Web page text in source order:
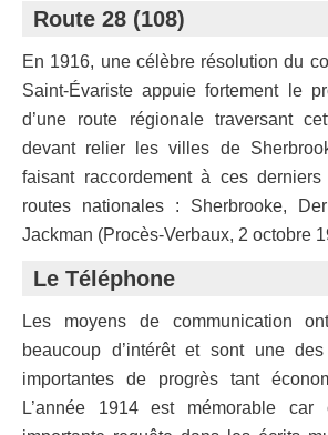
Route 28 (108)
En 1916, une célèbre résolution du
Saint-Évariste appuie fortement le
d’une route régionale traversant
devant relier les villes de
faisant raccordement à ces
routes nationales : Sherbrooke,
Jackman (Procès-Verbaux, 2 octobre
Le Téléphone
Les moyens de communication
beaucoup d’intérêt et sont une
importantes de progrès tant
L’année 1914 est mémorable car